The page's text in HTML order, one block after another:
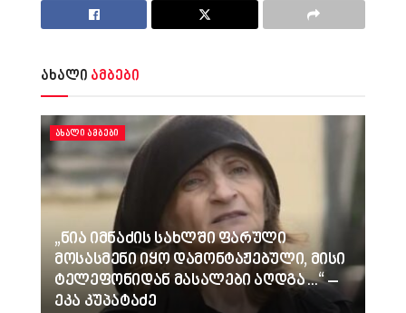
ახალი ამბები
ᲐᲮᲐᲚᲘ ᲐᲛᲑᲔᲑᲘ
„ნია იმნაძის სახლში ფარული
მოსასმენი იყო დამონტაჟებული, მისი
ტელეფონიდან მასალები აღდგა…“ –
ეკა კუპატაძე